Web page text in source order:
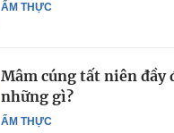
ẨM THỰC
ẨM THỰC
Mâm cúng tất niên đầy
những gì?